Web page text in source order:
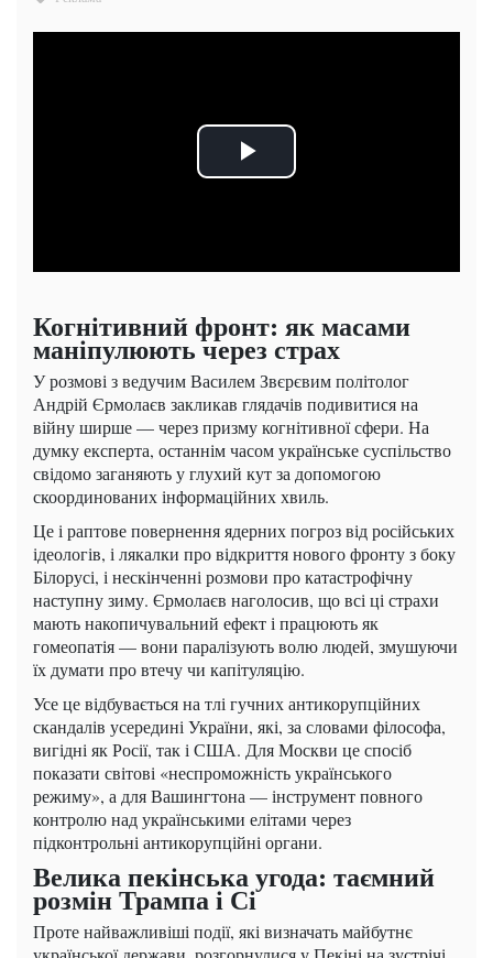
Когнітивний фронт: як масами
маніпулюють через страх
У розмові з ведучим Василем Звєрєвим політолог
Андрій Єрмолаєв закликав глядачів подивитися на
війну ширше — через призму когнітивної сфери. На
думку експерта, останнім часом українське суспільство
свідомо заганяють у глухий кут за допомогою
скоординованих інформаційних хвиль.
Це і раптове повернення ядерних погроз від російських
ідеологів, і лякалки про відкриття нового фронту з боку
Білорусі, і нескінченні розмови про катастрофічну
наступну зиму. Єрмолаєв наголосив, що всі ці страхи
мають накопичувальний ефект і працюють як
гомеопатія — вони паралізують волю людей, змушуючи
їх думати про втечу чи капітуляцію.
Усе це відбувається на тлі гучних антикорупційних
скандалів усередині України, які, за словами філософа,
вигідні як Росії, так і США. Для Москви це спосіб
показати світові «неспроможність українського
режиму», а для Вашингтона — інструмент повного
контролю над українськими елітами через
підконтрольні антикорупційні органи.
Велика пекінська угода: таємний
розмін Трампа і Сі
Проте найважливіші події, які визначать майбутнє